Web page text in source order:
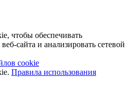
чтобы обеспечивать
сайта и анализировать сетевой
cookie
Правила использования